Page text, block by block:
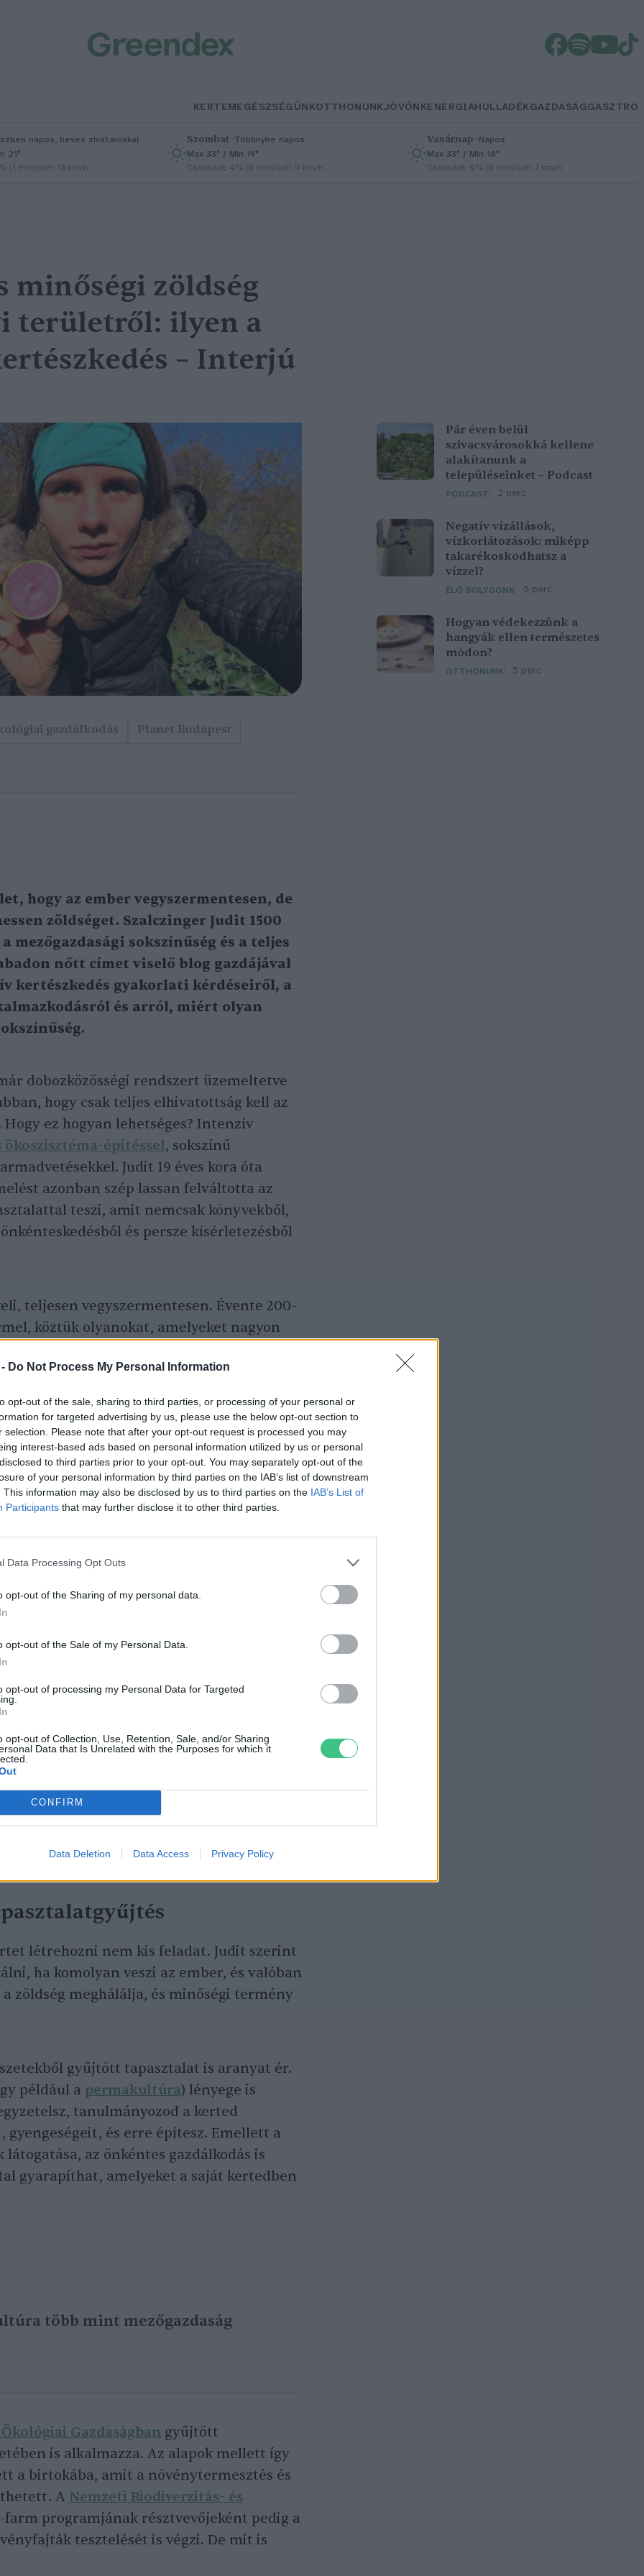
Do Not Process My Personal Information
opt-out of the sale, sharing to third parties, or processing of your personal or
for targeted advertising by us, please use the below opt-out section to
selection. Please note that after your opt-out request is processed you may
interest-based ads based on personal information utilized by us or personal
to third parties prior to your opt-out. You may separately opt-out of the
of your personal information by third parties on the IAB’s list of downstream
This information may also be disclosed by us to third parties on the IAB’s List of
Participants that may further disclose it to other third parties.
Data Processing Opt Outs
opt-out of the Sharing of my personal data.
opt-out of the Sale of my Personal Data.
opt-out of processing my Personal Data for Targeted
opt-out of Collection, Use, Retention, Sale, and/or Sharing
Data that Is Unrelated with the Purposes for which it
CONFIRM
Data Deletion Data Access Privacy Policy
KERTEMEGÉSZSÉGÜNKOTTHONUNKJÖVŐNKENERGIAHULLADÉKGAZDASÁGGASZTRO
napos, heves zivatarokkal
21°
(1 mm)Szél: 13 km/h
Szombat–Többnyire napos
Max 33° / Min 19°
Csapadék: 4% (0 mm)Szél: 9 km/h
Vasárnap–Napos
Max 33° / Min 18°
Csapadék: 0% (0 mm)Szél: 7 km/h
Pár éven belül
szivacsvárosokká kellene
alakítanunk a
településeinket – Podcast
PODCAST 2 perc
Negatív vízállások,
vízkorlátozások: miképp
takarékoskodhatsz a
vízzel?
ÉLŐ BOLYGÓNK 5 perc
Hogyan védekezzünk a
hangyák ellen természetes
módon?
OTTHONUNK 5 perc
minőségi zöldség
területről: ilyen a
– Interjú
gazdálkodás
Planet Budapest
hogy az ember vegyszermentesen, de
zöldséget. Szalczinger Judit 1500
mezőgazdasági sokszínűség és a teljes
nőtt címet viselő blog gazdájával
kertészkedés gyakorlati kérdéseiről, a
és arról, miért olyan
dobozközösségi rendszert üzemeltetve
hogy csak teljes elhivatottság kell az
ez hogyan lehetséges? Intenzív
ökoszisztéma-építéssel, sokszínű
Judit 19 éves kora óta
azonban szép lassan felváltotta az
teszi, amit nemcsak könyvekből,
és persze kísérletezésből
teljesen vegyszermentesen. Évente 200-
köztük olyanokat, amelyeket nagyon
csak biopiacokon. A különleges fajtákat,
a szezonalitás fényében mindig
dobozokba, amelyek éppen
akár éves csatlakozással is tehetsz
zöldségeket a
létrehozni nem kis feladat. Judit szerint
ha komolyan veszi az ember, és valóban
zöldség meghálálja, és minőségi termény
gyűjtött tapasztalat is aranyat ér.
például a permakultúra) lényege is
tanulmányozod a kerted
gyengeségeit, és erre építesz. Emellett a
az önkéntes gazdálkodás is
gyarapíthat, amelyeket a saját kertedben
több mint mezőgazdaság
Gazdaságban gyűjtött
is alkalmazza. Az alapok mellett így
a birtokába, amit a növénytermesztés és
A Nemzeti Biodiverzitás- és
farm programjának résztvevőjeként pedig a
tesztelését is végzi. De mit is